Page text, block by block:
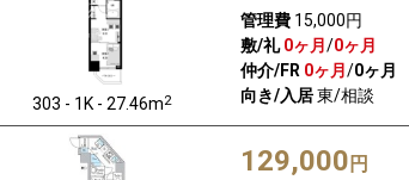
303 - 1K - 27.46m2
管理費15,000円
敷/礼 0ヶ月/0ヶ月
仲介/FR 0ヶ月/0ヶ月
向き/入居東/相談
129,000 円